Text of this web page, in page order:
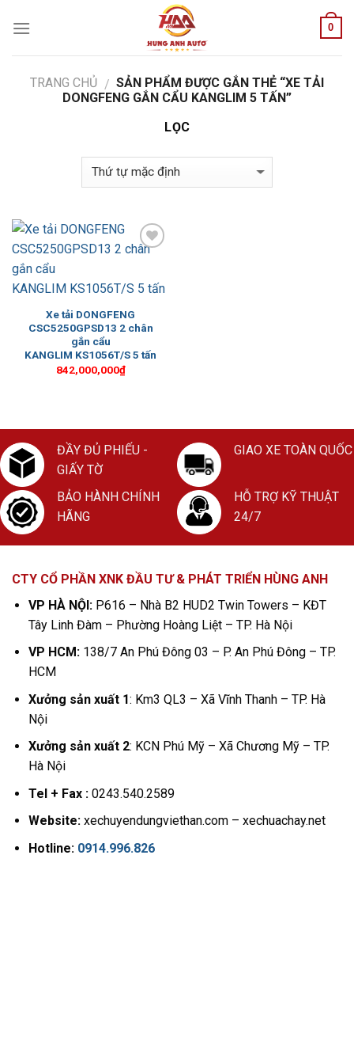
0
TRANG CHỦ / SẢN PHẨM ĐƯỢC GẮN THẺ “XE TẢI
DONGFENG GẮN CẨU KANGLIM 5 TẤN”
LỌC
Xe tải DONGFENG
CSC5250GPSD13 2 chân
gắn cẩu
KANGLIM KS1056T/S 5 tấn
842,000,000₫
ĐẦY ĐỦ PHIẾU -
GIẤY TỜ
GIAO XE TOÀN QUỐC
BẢO HÀNH CHÍNH
HÃNG
HỖ TRỢ KỸ THUẬT
24/7
CTY CỔ PHẦN XNK ĐẦU TƯ & PHÁT TRIỂN HÙNG ANH
VP HÀ NỘI:P616 – Nhà B2 HUD2 Twin Towers – KĐT
Tây Linh Đàm – Phường Hoàng Liệt – TP. Hà Nội
VP HCM:138/7 An Phú Đông 03 – P. An Phú Đông – TP.
HCM
Xưởng sản xuất 1: Km3 QL3 – Xã Vĩnh Thanh – TP. Hà
Nội
Xưởng sản xuất 2: KCN Phú Mỹ – Xã Chương Mỹ – TP.
Hà Nội
Tel + Fax :0243.540.2589
Website:xechuyendungviethan.com – xechuachay.net
Hotline: 0914.996.826